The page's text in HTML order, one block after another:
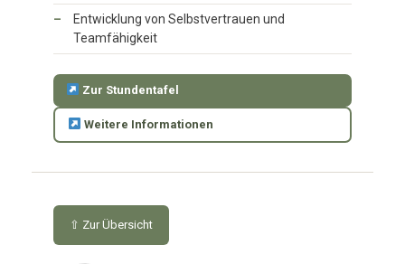
Entwicklung von Selbstvertrauen und
Teamfähigkeit
Zur Stundentafel
Weitere Informationen
⇧ Zur Übersicht